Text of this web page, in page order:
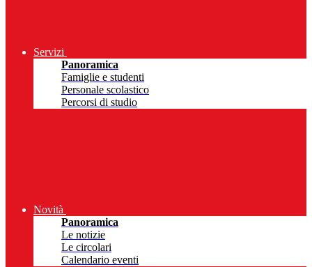
Servizi
Panoramica
Famiglie e studenti
Personale scolastico
Percorsi di studio
Novità
Panoramica
Le notizie
Le circolari
Calendario eventi